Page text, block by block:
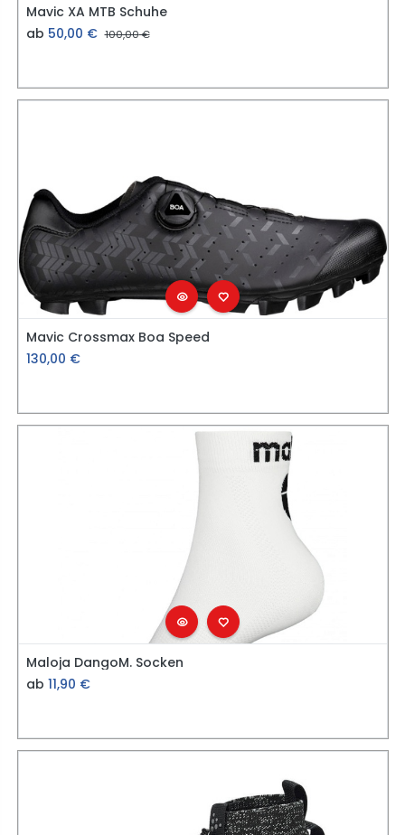
Mavic XA MTB Schuhe
ab 50,00 € 100,00€
Mavic Crossmax Boa Speed
130,00 €
Maloja DangoM. Socken
ab 11,90 €